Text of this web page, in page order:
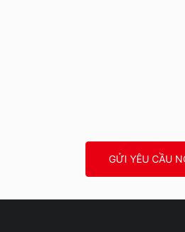
GỬI YÊU CẦU